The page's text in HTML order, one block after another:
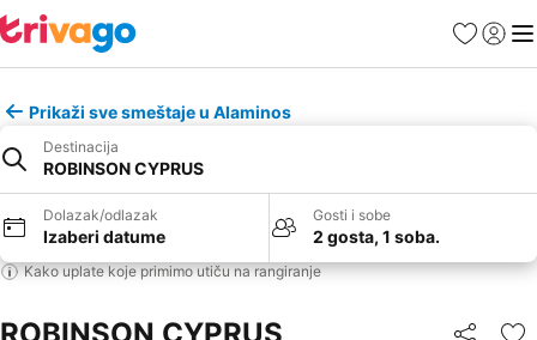
FavoritiPrijavi
Prikaži sve smeštaje u Alaminos
Destinacija
ROBINSON CYPRUS
Dolazak/odlazak
Izaberi datume
Gosti i sobe
2 gosta, 1 soba.
Kako uplate koje primimo utiču na rangiranje